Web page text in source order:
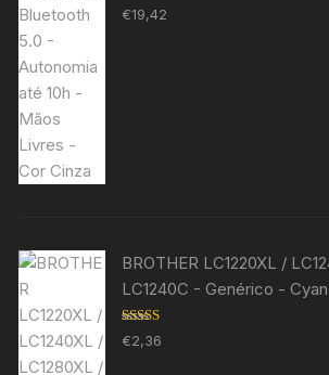
Avaliação
5.00de 5
€19,42
BROTHER LC1220XL /
LC1240C - Genérico - Cyan
Avaliação
5.00de 5
€2,36